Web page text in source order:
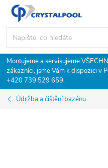
Přejít
obsah
Montujeme a servisujeme
zákazníci, jsme Vám k dispozici v
+420 739 529 659.
Údržba a čištění bazénu